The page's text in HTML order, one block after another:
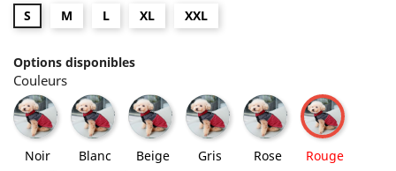
S M L XL XXL
Options disponibles
Couleurs
Noir
Noir
Blanc
Blanc
Beige
Beige
Gris
Gris
Rose
Rose
Rouge
Rouge